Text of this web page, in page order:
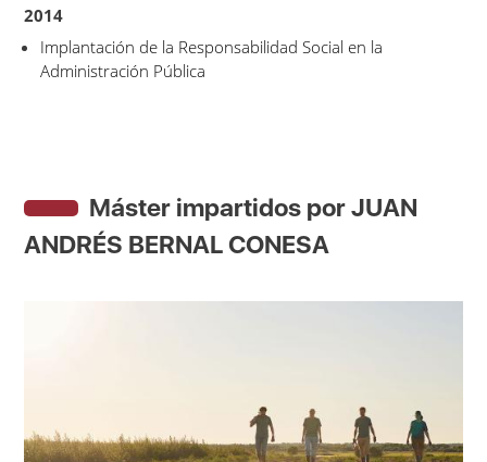
2014
Implantación de la Responsabilidad Social en la
Administración Pública
Máster impartidos por JUAN
ANDRÉS BERNAL CONESA